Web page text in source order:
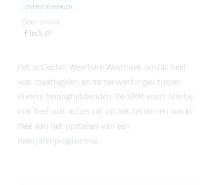
OVERSTROMINGEN
Deel online
Het actieplan Weerbare Westhoek omvat heel
wat maatregelen en samenwerkingen tussen
diverse belanghebbenden. De VMM voert hierbij
ook heel wat acties uit op het terrein en werkt
mee aan het opstellen van een
meerjarenprogramma.